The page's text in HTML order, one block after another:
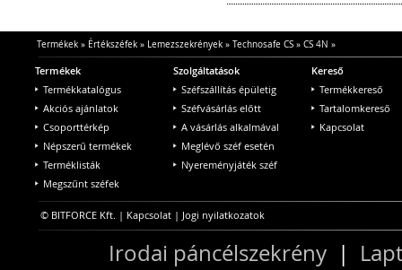
Termékek» Értékszéfek» Lemezszekrények» Technosafe CS» CS 4N »
Termékek
Termékkatalógus
Akciós ajánlatok
Csoporttérkép
Népszerű termékek
Terméklisták
Megszűnt széfek
Szolgáltatások
Széfszállítás épületig
Széfvásárlás előtt
A vásárlás alkalmával
Meglévő széf esetén
Nyereményjáték széf
Kereső
Termékkereső
Tartalomkereső
Kapcsolat
© BITFORCE Kft. | Kapcsolat | Jogi nyilatkozatok
Irodai páncélszekrény |